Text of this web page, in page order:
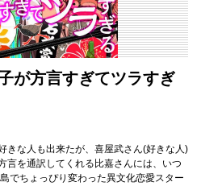
が方言すぎてツラすぎ
きな人も出来たが、喜屋武さん(好きな人)
言を通訳してくれる比嘉さんには、いつ
でちょっぴり変わった異文化恋愛スター